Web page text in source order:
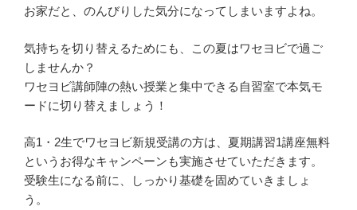
お家だと、のんびりした気分になってしまいますよね。
気持ちを切り替えるためにも、この夏はワセヨビで過ご
しませんか？
ワセヨビ講師陣の熱い授業と集中できる自習室で本気モ
ードに切り替えましょう！
高1・2生でワセヨビ新規受講の方は、夏期講習1講座無料
というお得なキャンペーンも実施させていただきます。
受験生になる前に、しっかり基礎を固めていきましょ
う。